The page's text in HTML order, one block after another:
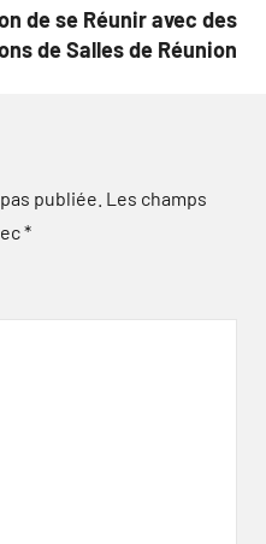
de se Réunir avec des
de Salles de Réunion
publiée. Les champs
*